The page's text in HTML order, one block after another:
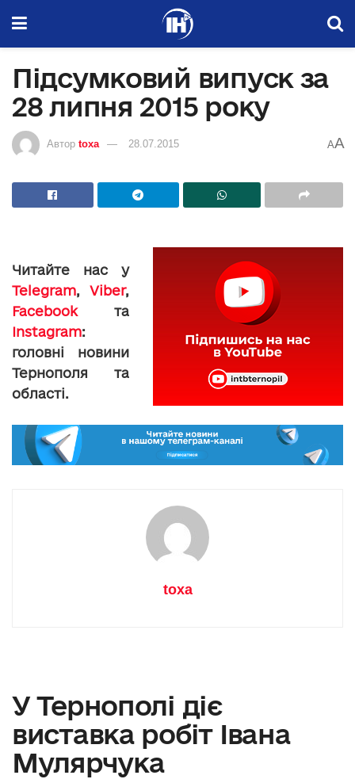
Підсумковий випуск за
28 липня 2015 року
Автор toxa 28.07.2015 AA
Читайте нас у
Telegram, Viber,
Facebookта
Instagram:
головні новини
Тернополя та
області.
toxa
У Тернополі діє
виставка робіт Івана
Мулярчука